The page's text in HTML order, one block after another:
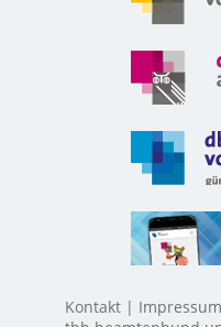
Kontakt Impressum